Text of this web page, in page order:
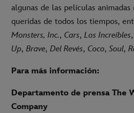
algunas de las películas animadas
queridas de todos los tiempos,
Monsters, Inc., Cars, Los Increíbles,
Up, Brave, Del Revés, Coco,Soul,
Para más información:
Departamento de prensa The
Company